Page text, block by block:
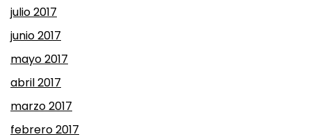
julio 2017
junio 2017
mayo 2017
abril 2017
marzo 2017
febrero 2017